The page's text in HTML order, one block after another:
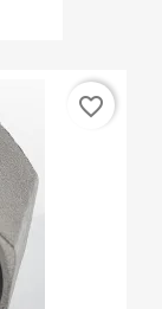
favorite_border